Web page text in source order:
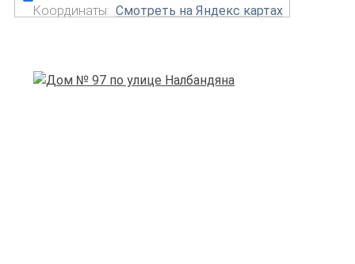
Координаты: Смотреть на Яндекс картах